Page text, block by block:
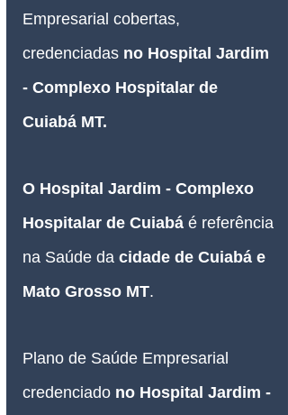
Empresarial cobertas,
credenciadas no Hospital Jardim
- Complexo Hospitalar de
Cuiabá MT.
O Hospital Jardim - Complexo
Hospitalar de Cuiabá é referência
na Saúde da cidade de Cuiabá e
Mato Grosso MT.
Plano de Saúde Empresarial
credenciado no Hospital Jardim -